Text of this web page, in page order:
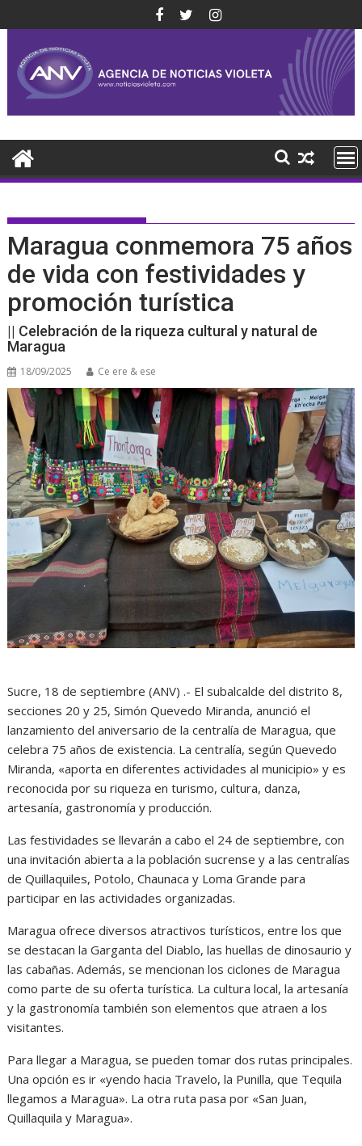
al
contenido
Maragua conmemora 75 años
de vida con festividades y
promoción turística
|| Celebración de la riqueza cultural y natural de
Maragua
18/09/2025 Ce ere & ese
Sucre, 18 de septiembre (ANV) .- El subalcalde del distrito 8,
secciones 20 y 25, Simón Quevedo Miranda, anunció el
lanzamiento del aniversario de la centralía de Maragua, que
celebra 75 años de existencia. La centralía, según Quevedo
Miranda, «aporta en diferentes actividades al municipio» y es
reconocida por su riqueza en turismo, cultura, danza,
artesanía, gastronomía y producción.
Las festividades se llevarán a cabo el 24 de septiembre, con
una invitación abierta a la población sucrense y a las centralías
de Quillaquiles, Potolo, Chaunaca y Loma Grande para
participar en las actividades organizadas.
Maragua ofrece diversos atractivos turísticos, entre los que
se destacan la Garganta del Diablo, las huellas de dinosaurio y
las cabañas. Además, se mencionan los ciclones de Maragua
como parte de su oferta turística. La cultura local, la artesanía
y la gastronomía también son elementos que atraen a los
visitantes.
Para llegar a Maragua, se pueden tomar dos rutas principales.
Una opción es ir «yendo hacia Travelo, la Punilla, que Tequila
llegamos a Maragua». La otra ruta pasa por «San Juan,
Quillaquila y Maragua».